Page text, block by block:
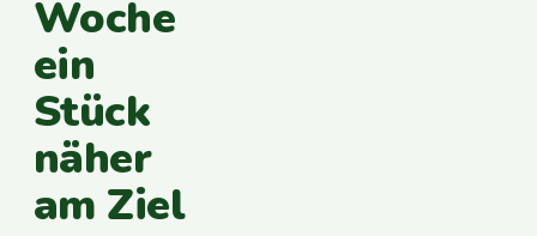
Woche
ein
Stück
näher
am Ziel